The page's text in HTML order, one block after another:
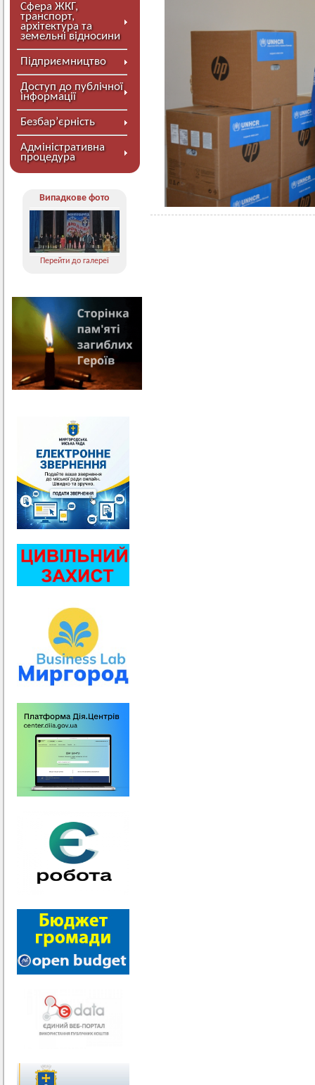
Сфера ЖКГ,
транспорт,
архітектура та
земельні відносини
Підприємництво
Доступ до публічної
інформації
Безбар’єрність
Адміністративна
процедура
Випадкове фото
Перейти до галереї